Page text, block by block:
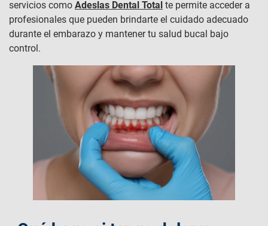
servicios como Adeslas Dental Total te permite acceder a
profesionales que pueden brindarte el cuidado adecuado
durante el embarazo y mantener tu salud bucal bajo
control.